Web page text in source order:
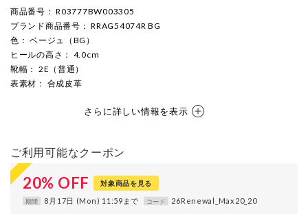
商品番号 ： R03777BW003305
ブランド商品番号 ： RRAG54074R BG
色 ： ベージュ（BG）
ヒールの高さ ： 4.0cm
靴幅 ： 2E（普通）
表素材 ： 合成皮革
さらに詳しい情報を表示
ご利用可能なクーポン
20% OFF 対象商品を見る
期間 8月17日 (Mon) 11:59まで コード 26Renewal_Max20_20